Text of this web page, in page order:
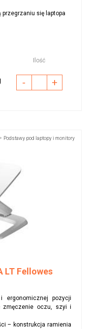
się laptopa
Ilość
- +
Podstawy pod laptopy i monitory
LT Fellowes
ergonomicznej pozycji
zmęczenie oczu, szyi i
– konstrukcja ramienia